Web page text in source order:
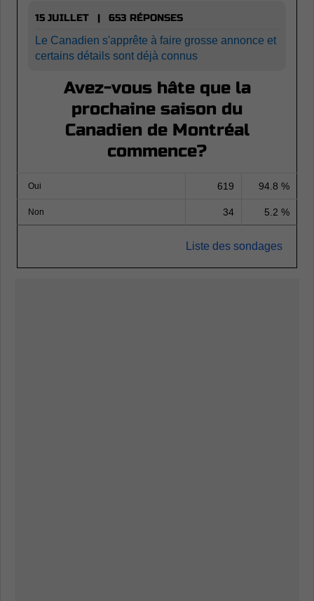
15 JUILLET | 653 RÉPONSES
Le Canadien s'apprête à faire grosse annonce et
certains détails sont déjà connus
Avez-vous hâte que la
prochaine saison du
Canadien de Montréal
commence?
Oui 619 94.8 %
Non 34 5.2 %
Liste des sondages